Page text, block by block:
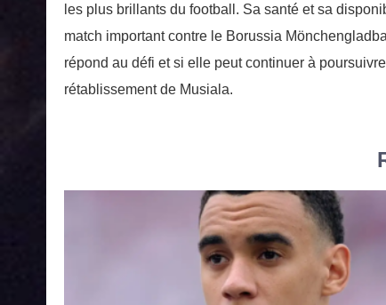
les plus brillants du football. Sa santé et sa
match important contre le Borussia
répond au défi et si elle peut continuer à
rétablissement de Musiala.